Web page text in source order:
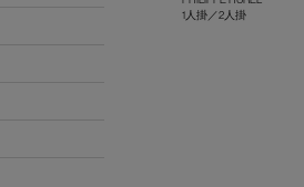
1人掛／2人掛